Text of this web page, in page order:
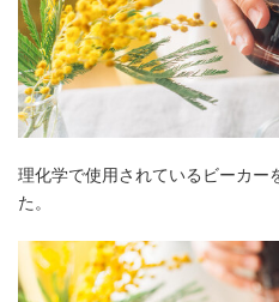
理化学で使用されているビーカー
た。